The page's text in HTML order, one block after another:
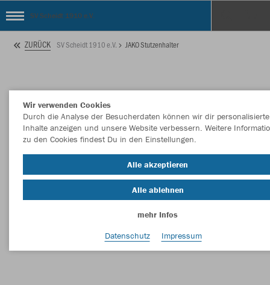
SV Scheidt 1910 e.V.
ZURÜCK SV Scheidt 1910 e.V. JAKO Stutzenhalter
Wir verwenden Cookies
Durch die Analyse der Besucherdaten können wir dir personalisierte
Inhalte anzeigen und unsere Website verbessern. Weitere
zu den Cookies findest Du in den Einstellungen.
Alle akzeptieren
Alle ablehnen
mehr Infos
Datenschutz
Impressum